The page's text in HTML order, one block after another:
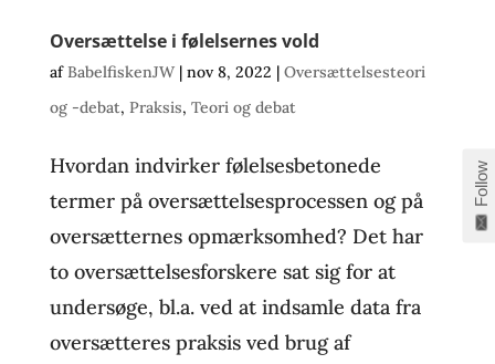
Oversættelse i følelsernes vold
afBabelfiskenJW| nov 8, 2022 | Oversættelsesteori
og -debat, Praksis, Teori og debat
Hvordan indvirker følelsesbetonede
termer på oversættelsesprocessen og på
oversætternes opmærksomhed? Det har
to oversættelsesforskere sat sig for at
undersøge, bl.a. ved at indsamle data fra
oversætteres praksis ved brug af
Follow